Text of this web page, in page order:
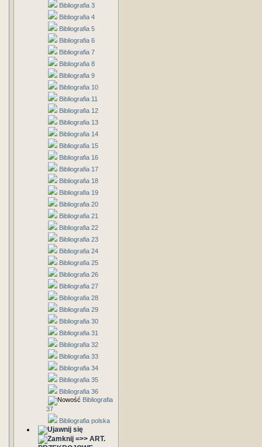
Bibliografia 3
Bibliografia 4
Bibliografia 5
Bibliografia 6
Bibliografia 7
Bibliografia 8
Bibliografia 9
Bibliografia 10
Bibliografia 11
Bibliografia 12
Bibliografia 13
Bibliografia 14
Bibliografia 15
Bibliografia 16
Bibliografia 17
Bibliografia 18
Bibliografia 19
Bibliografia 20
Bibliografia 21
Bibliografia 22
Bibliografia 23
Bibliografia 24
Bibliografia 25
Bibliografia 26
Bibliografia 27
Bibliografia 28
Bibliografia 29
Bibliografia 30
Bibliografia 31
Bibliografia 32
Bibliografia 33
Bibliografia 34
Bibliografia 35
Bibliografia 36
Bibliografia
37
Bibliografia polska
=>> ART.